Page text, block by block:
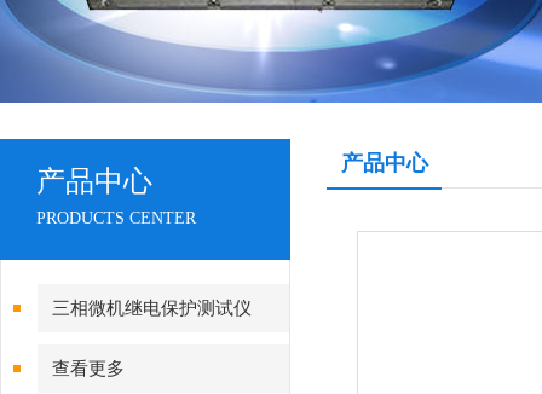
产品中心
PRODUCTS CENTER
三相微机继电保护测试仪
查看更多
产品中心